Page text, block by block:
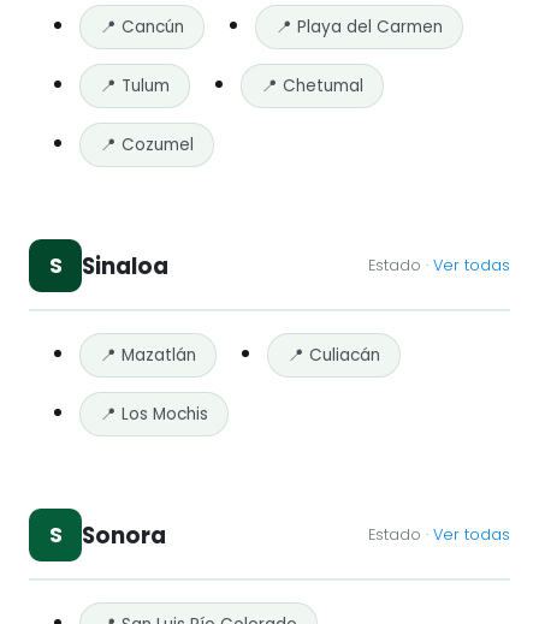
📍 Cancún 📍 Playa del Carmen
📍 Tulum 📍 Chetumal
📍 Cozumel
S Sinaloa Estado · Ver todas
📍 Mazatlán 📍 Culiacán
📍 Los Mochis
S Sonora Estado · Ver todas